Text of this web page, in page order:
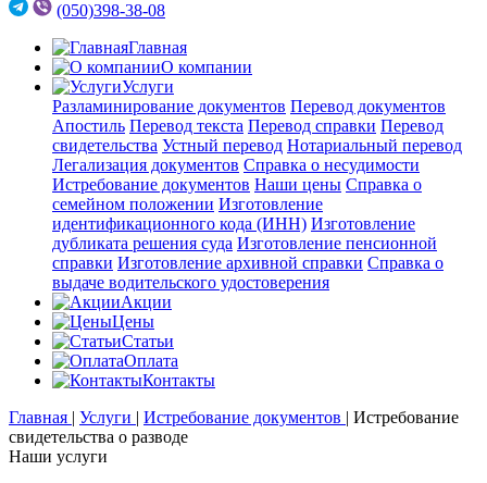
(050)398-38-08
Главная
О компании
Услуги
Разламинирование документов Перевод документов
Апостиль Перевод текста Перевод справки Перевод
свидетельства Устный перевод Нотариальный перевод
Легализация документов Справка о несудимости
Истребование документов Наши цены Справка о
семейном положении Изготовление
идентификационного кода (ИНН) Изготовление
дубликата решения суда Изготовление пенсионной
справки Изготовление архивной справки Справка о
выдаче водительского удостоверения
Акции
Цены
Статьи
Оплата
Контакты
Главная | Услуги | Истребование документов | Истребование
свидетельства о разводе
Наши услуги